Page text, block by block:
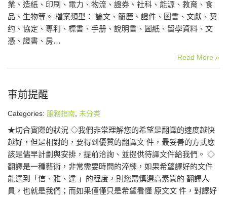
業、造紙、印刷、電力、物流、證券、社科、能源、教育、食
品、生物等。 檔案類型： 論文、簡歷、證件、圖書、文獻、契
约、協定、專利、標書、手册、說明書、圖紙、留學資料、文
憑、證書、房…
Read More »
事前提醒
Categories: 服務指南 未分类
★切合實際的狀況 ◇我們非常理解您的希望是翻譯的速度越快
越好，但是相對的，要得到優質的翻譯文 件，最妥善的方式應
該是儘早計劃與安排，提前洽詢、並提供待譯文件給我們。 ◇
翻譯是一種藝術，非常需要時間的淬練，如果希望譯好的文件
能達到「信、雅、達 」的程度，則您需慎選高素質的 翻譯人
員，也就是我們；而如果僅僅只是希望看懂 原文文 件，對譯好